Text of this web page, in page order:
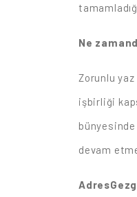
Ne
Zorunlu
işbirliği
devam